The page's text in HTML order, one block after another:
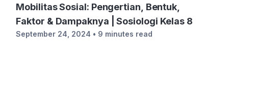
Mobilitas Sosial: Pengertian, Bentuk,
Faktor & Dampaknya | Sosiologi Kelas 8
September 24, 2024 • 9 minutes read